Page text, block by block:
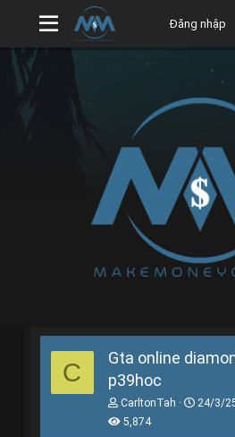
Đăng nhập
Gta online
p39hoc
C
T
h
CarltonTah
N
24/3/
5,874